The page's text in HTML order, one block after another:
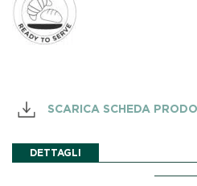
SCARICA SCHEDA
DETTAGLI